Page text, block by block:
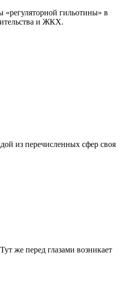
«регуляторной гильотины» в
и ЖКХ.
из перечисленных сфер своя
же перед глазами возникает